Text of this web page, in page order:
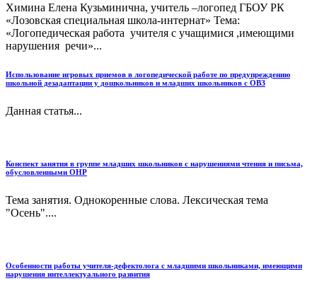
Химина Елена Кузьминична, учитель –логопед ГБОУ РК
«Лозовская специальная школа-интернат» Тема:
«Логопедическая работа учителя с учащимися ,имеющими
нарушения речи»...
Использование игровых приемов в логопедической работе по предупреждению
школьной дезадаптации у дошкольников и младших школьников с ОВЗ
Данная статья...
Конспект занятия в группе младших школьников с нарушениями чтения и письма,
обусловленными ОНР
Тема занятия. Однокоренные слова. Лексическая тема
"Осень"....
Особенности работы учителя-дефектолога с младшими школьниками, имеющими
нарушения интеллектуального развития